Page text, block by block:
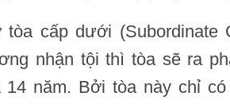
cấp dưới (Subordinate
nhận tội thì tòa sẽ ra
14 năm. Bởi tòa này chỉ